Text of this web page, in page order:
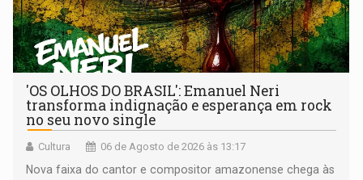
'OS OLHOS DO BRASIL': Emanuel Neri
transforma indignação e esperança em rock
no seu novo single
Cultura 06 de Agosto de 2026 às 13:17
Nova faixa do cantor e compositor amazonense chega às